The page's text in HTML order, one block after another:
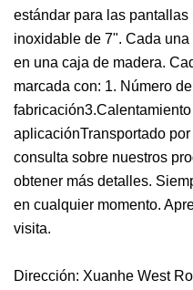
estándar para las
inoxidable de 7". Cada
en una caja de madera.
marcada con: 1. Número
aplicaciónTransportado
consulta sobre nuestros
obtener más detalles.
en cualquier momento.
visita.
Dirección: Xuanhe West